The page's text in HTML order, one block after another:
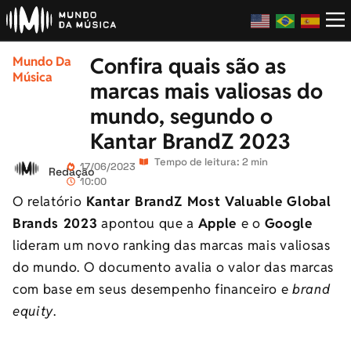
Mundo Da
Música
Confira quais são as
marcas mais valiosas do
mundo, segundo o
Kantar BrandZ 2023
Redação17/06/2023
10:00
Tempo de leitura: 2 min
O relatório Kantar BrandZ Most Valuable Global
Brands 2023 apontou que a Apple e o Google
lideram um novo ranking das marcas mais valiosas
do mundo. O documento avalia o valor das marcas
com base em seus desempenho financeiro e brand
equity.